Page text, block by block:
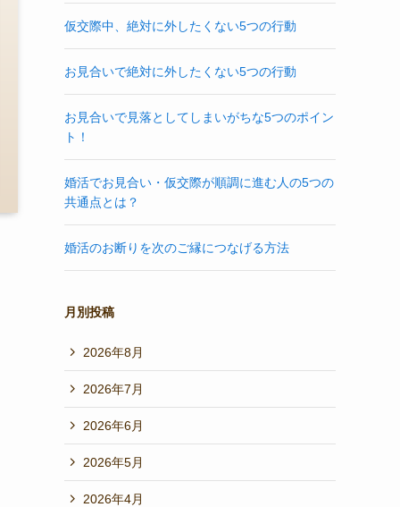
仮交際中、絶対に外したくない5つの行動
お見合いで絶対に外したくない5つの行動
お見合いで見落としてしまいがちな5つのポイン
ト！
婚活でお見合い・仮交際が順調に進む人の5つの
共通点とは？
婚活のお断りを次のご縁につなげる方法
月別投稿
2026年8月
2026年7月
2026年6月
2026年5月
2026年4月